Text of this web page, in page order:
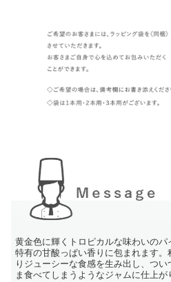
黄金色に輝くトロピカルな味わいの
特有の甘酸っぱい香りに包まれます。
りジューシーな食感を生み出し、つ
ま食べてしまうようなジャムに仕上が